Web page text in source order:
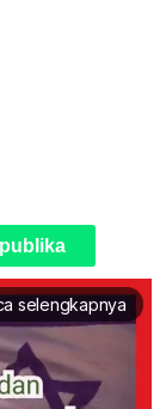
selengkapnya